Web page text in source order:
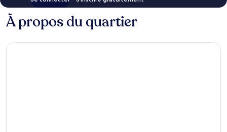
À propos du quartier